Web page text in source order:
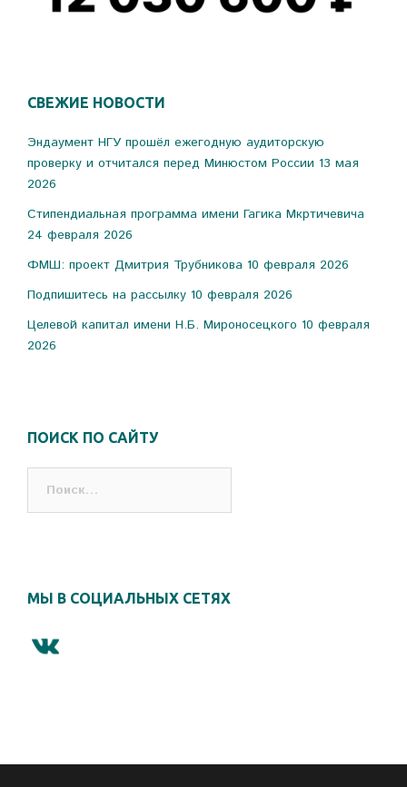
СВЕЖИЕ НОВОСТИ
Эндаумент НГУ прошёл ежегодную аудиторскую
проверку и отчитался перед Минюстом России 13 мая
2026
Стипендиальная программа имени Гагика Мкртичевича
24 февраля 2026
ФМШ: проект Дмитрия Трубникова 10 февраля 2026
Подпишитесь на рассылку 10 февраля 2026
Целевой капитал имени Н.Б. Мироносецкого 10 февраля
2026
ПОИСК ПО САЙТУ
МЫ В СОЦИАЛЬНЫХ СЕТЯХ